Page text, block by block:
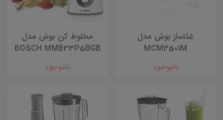
غذاساز بوش مدل
MCM3501M
ناموجود
مخلوط کن بوش مدل
BOSCH MMB33P5BGB
ناموجود